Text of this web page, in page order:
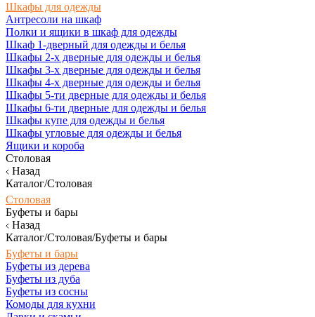
Шкафы для одежды
Антресоли на шкаф
Полки и ящики в шкаф для одежды
Шкаф 1-дверный для одежды и белья
Шкафы 2-х дверные для одежды и белья
Шкафы 3-х дверные для одежды и белья
Шкафы 4-х дверные для одежды и белья
Шкафы 5-ти дверные для одежды и белья
Шкафы 6-ти дверные для одежды и белья
Шкафы купе для одежды и белья
Шкафы угловые для одежды и белья
Ящики и короба
Столовая
Назад
Каталог/Столовая
Столовая
Буфеты и бары
Назад
Каталог/Столовая/Буфеты и бары
Буфеты и бары
Буфеты из дерева
Буфеты из дуба
Буфеты из сосны
Комоды для кухни